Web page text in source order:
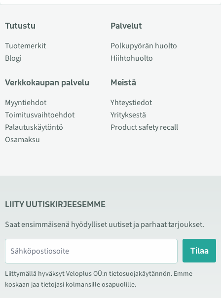
Tutustu
Tuotemerkit
Blogi
Verkkokaupan palvelu
Myyntiehdot
Toimitusvaihtoehdot
Palautuskäytöntö
Osamaksu
Palvelut
Polkupyörän huolto
Hiihtohuolto
Meistä
Yhteystiedot
Yrityksestä
Product safety recall
LIITY UUTISKIRJEESEMME
Saat ensimmäisenä hyödylliset uutiset ja parhaat tarjoukset.
Tilaa
Liittymällä hyväksyt Veloplus OÜ:n tietosuojakäytännön. Emme
koskaan jaa tietojasi kolmansille osapuolille.